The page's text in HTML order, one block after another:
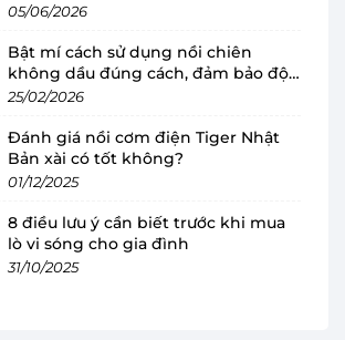
05/06/2026
Bật mí cách sử dụng nồi chiên
không dầu đúng cách, đảm bảo độ
bền
25/02/2026
Đánh giá nồi cơm điện Tiger Nhật
Bản xài có tốt không?
01/12/2025
8 điều lưu ý cần biết trước khi mua
lò vi sóng cho gia đình
31/10/2025